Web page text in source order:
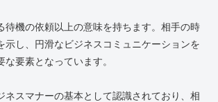
待機の依頼以上の意味を持ちます。相手の時
示し、円滑なビジネスコミュニケーションを
要素となっています。
ネスマナーの基本として認識されており、相